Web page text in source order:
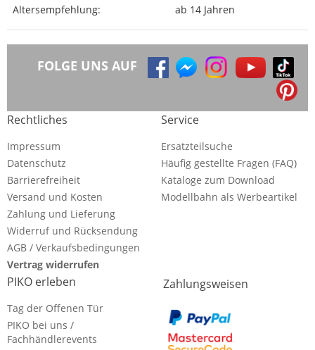
Altersempfehlung:
ab 14 Jahren
FOLGE UNS AUF
Rechtliches
Impressum
Datenschutz
Barrierefreiheit
Versand und Kosten
Zahlung und Lieferung
Widerruf und Rücksendung
AGB / Verkaufsbedingungen
Vertrag widerrufen
Service
Ersatzteilsuche
Häufig gestellte Fragen (FAQ)
Kataloge zum Download
Modellbahn als Werbeartikel
PIKO erleben
Tag der Offenen Tür
PIKO bei uns /
Fachhändlerevents
Zahlungsweisen